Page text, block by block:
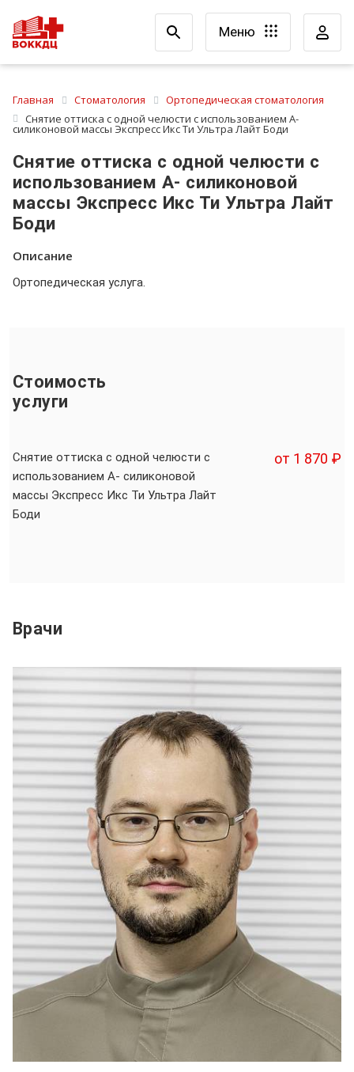
Меню
Главная Стоматология
Ортопедическая стоматология
Снятие оттиска с одной челюсти с использованием А-
силиконовой массы Экспресс Икс Ти Ультра Лайт Боди
Снятие оттиска с одной челюсти с
использованием А- силиконовой
массы Экспресс Икс Ти Ультра Лайт
Боди
Описание
Ортопедическая услуга.
Стоимость
услуги
Снятие оттиска с одной челюсти с
использованием А- силиконовой
массы Экспресс Икс Ти Ультра Лайт
Боди
от 1 870 ₽
Врачи